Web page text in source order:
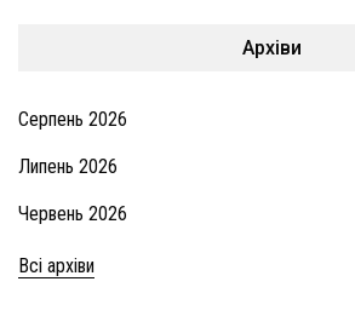
Архіви
Серпень 2026
Липень 2026
Червень 2026
Всі архіви